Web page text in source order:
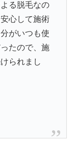
る脱毛なの
心して施術
がいつも使
たので、施
られまし